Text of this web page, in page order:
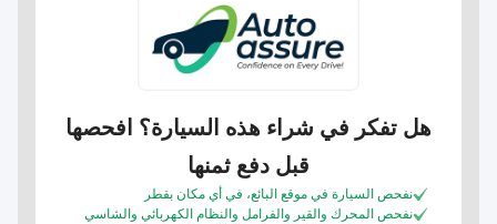
هل تفكر في شراء هذه السيارة؟ افحصها
قبل دفع ثمنها
نفحص السيارة في موقع البائع، في أي مكان بقطر
نفحص المحرك والقير والفرامل والنظام الكهربائي والشاسي